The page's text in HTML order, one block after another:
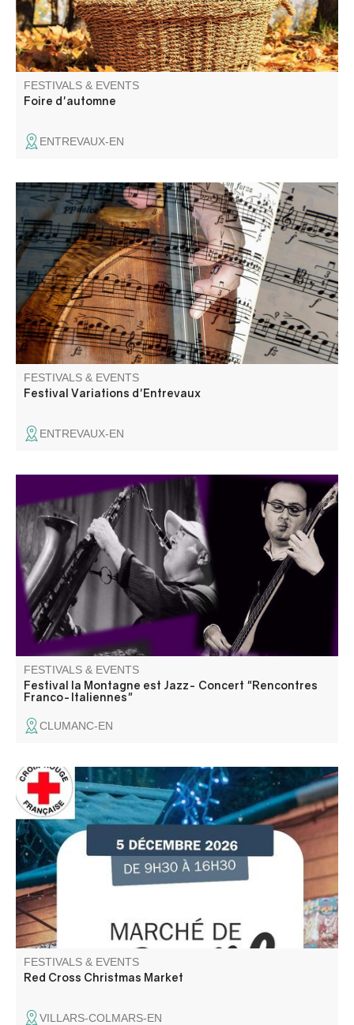
FESTIVALS & EVENTS
Foire d'automne
ENTREVAUX-EN
Classical and jazz concerts.
FESTIVALS & EVENTS
Festival Variations d'Entrevaux
ENTREVAUX-EN
Concert « Il suffit de passer le col », une rencontre entre
musiciens italiens et français qui n'ont pas l'habitude de
jouer ensemble. Information 06 18 07 14 29
FESTIVALS & EVENTS
Festival la Montagne est Jazz- Concert "Rencontres
Franco-Italiennes"
CLUMANC-EN
Participez aux actions de la Croix Rouge Française locale
et venez rencontrer l'équipe des bénévoles. De bonnes
affaires sur le marché avant l'arrivée des fêtes.
FESTIVALS & EVENTS
Red Cross Christmas Market
VILLARS-COLMARS-EN